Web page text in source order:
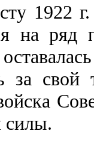
1922
на ряд
за
силы.